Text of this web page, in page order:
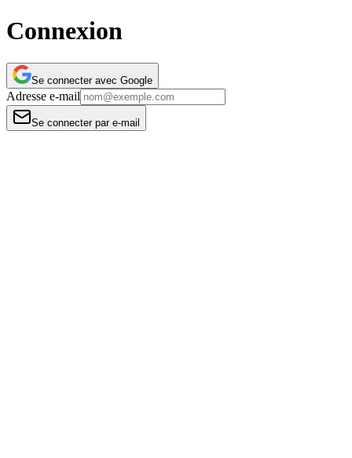
Connexion
Se connecter avec Google
Adresse e-mail
Se connecter par e-mail